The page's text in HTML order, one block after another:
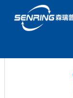
" name="description">